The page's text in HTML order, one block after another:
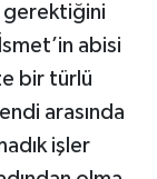
gerektiğini
abisi
bir türlü
arasında
işler